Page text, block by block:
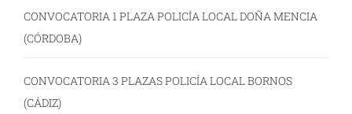
CONVOCATORIA 1 PLAZA POLICÍA LOCAL DOÑA MENCIA
(CÓRDOBA)
CONVOCATORIA 3 PLAZAS POLICÍA LOCAL BORNOS
(CÁDIZ)